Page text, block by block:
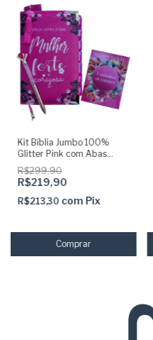
Kit Bíblia Jumbo 100%
Glitter Pink com Abas
Adesivas e Pingente +
Caneta + Devocional +
Marca
R$299,90
R$219,90
R$213,30 com Pix